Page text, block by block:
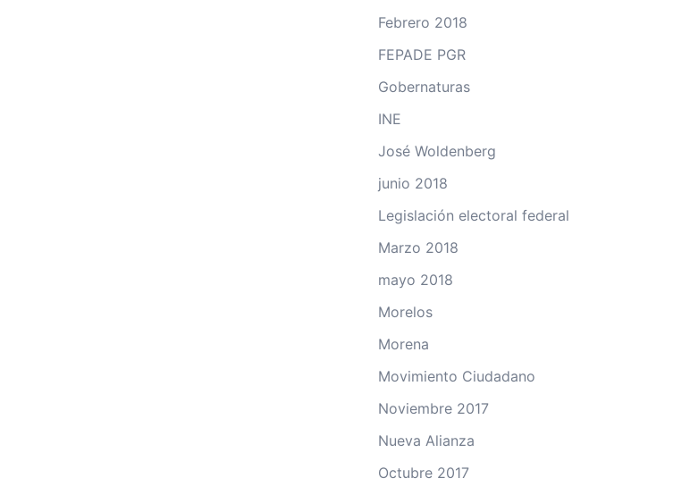
Febrero 2018
FEPADE PGR
Gobernaturas
INE
José Woldenberg
junio 2018
Legislación electoral federal
Marzo 2018
mayo 2018
Morelos
Morena
Movimiento Ciudadano
Noviembre 2017
Nueva Alianza
Octubre 2017